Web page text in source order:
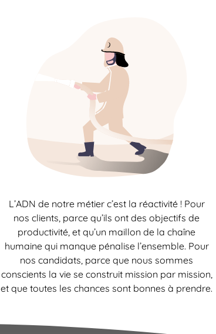
L’ADN de notre métier c’est la réactivité ! Pour
nos clients, parce qu’ils ont des objectifs de
productivité, et qu’un maillon de la chaîne
humaine qui manque pénalise l’ensemble. Pour
nos candidats, parce que nous sommes
conscients la vie se construit mission par mission,
et que toutes les chances sont bonnes à prendre.